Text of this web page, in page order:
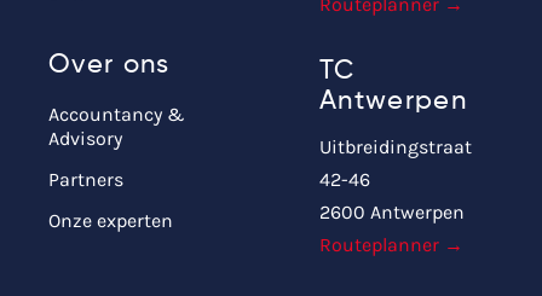
Over ons
Accountancy &
Advisory
Partners
Onze experten
TC
Antwerpen
Uitbreidingstraat
42-46
2600 Antwerpen
Routeplanner →